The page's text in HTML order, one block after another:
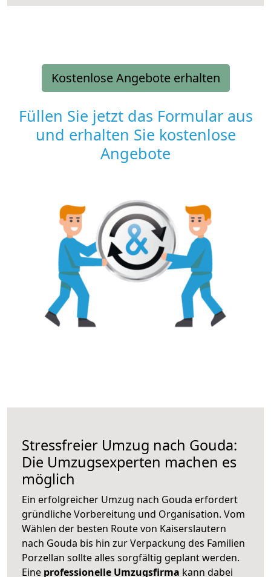
Kostenlose Angebote erhalten
Füllen Sie jetzt das Formular aus
und erhalten Sie kostenlose
Angebote
Stressfreier Umzug nach Gouda:
Die Umzugsexperten machen es
möglich
Ein erfolgreicher Umzug nach Gouda erfordert
gründliche Vorbereitung und Organisation. Vom
Wählen der besten Route von Kaiserslautern
nach Gouda bis hin zur Verpackung des Familien
Porzellan sollte alles sorgfältig geplant werden.
Eine professionelle Umzugsfirma kann dabei